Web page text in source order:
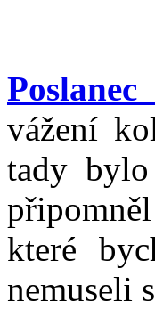
vážení
tady
které
nemuseli